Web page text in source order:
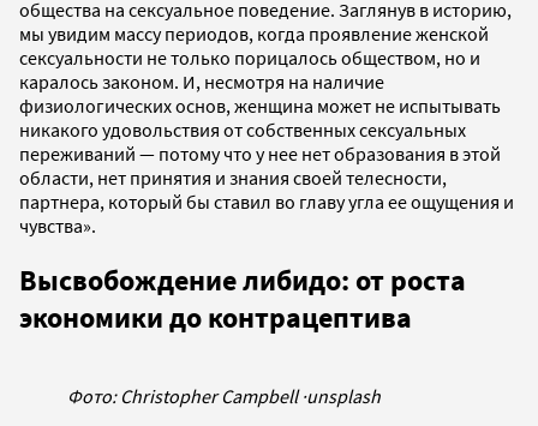
общества на сексуальное поведение. Заглянув в историю,
мы увидим массу периодов, когда проявление женской
сексуальности не только порицалось обществом, но и
каралось законом. И, несмотря на наличие
физиологических основ, женщина может не испытывать
никакого удовольствия от собственных сексуальных
переживаний — потому что у нее нет образования в этой
области, нет принятия и знания своей телесности,
партнера, который бы ставил во главу угла ее ощущения и
чувства».
Высвобождение либидо: от роста
экономики до контрацептива
Фото: Christopher Campbell·unsplash